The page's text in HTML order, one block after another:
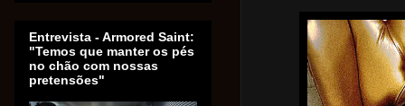
Entrevista - Armored Saint:
"Temos que manter os pés
no chão com nossas
pretensões"